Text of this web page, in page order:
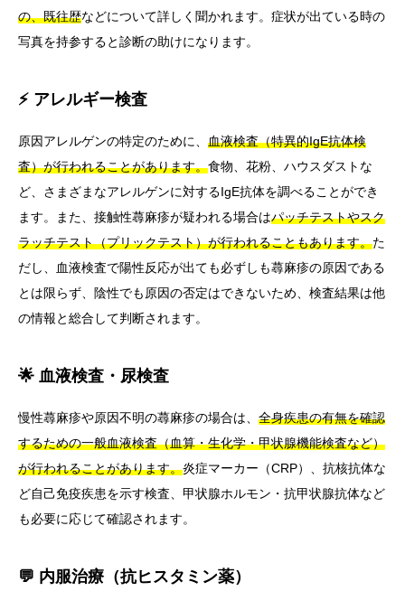
の、既往歴などについて詳しく聞かれます。症状が出ている時の
写真を持参すると診断の助けになります。
⚡ アレルギー検査
原因アレルゲンの特定のために、 血液検査（特異的IgE抗体検
査）が行われることがあります。食物、花粉、ハウスダストな
ど、さまざまなアレルゲンに対するIgE抗体を調べることができ
ます。また、接触性蕁麻疹が疑われる場合はパッチテストやスク
ラッチテスト（プリックテスト）が行われることもあります。た
だし、血液検査で陽性反応が出ても必ずしも蕁麻疹の原因である
とは限らず、陰性でも原因の否定はできないため、検査結果は他
の情報と総合して判断されます。
🌟 血液検査・尿検査
慢性蕁麻疹や原因不明の蕁麻疹の場合は、 全身疾患の有無を確認
するための一般血液検査（血算・生化学・甲状腺機能検査など）
が行われることがあります。炎症マーカー（CRP）、抗核抗体な
ど自己免疫疾患を示す検査、甲状腺ホルモン・抗甲状腺抗体など
も必要に応じて確認されます。
💬 内服治療（抗ヒスタミン薬）